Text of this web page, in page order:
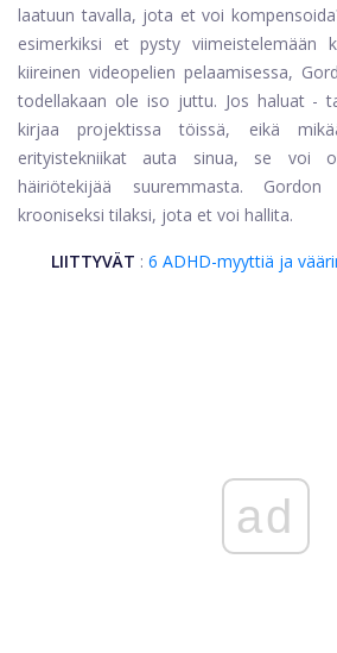
laatuun tavalla, jota et voi
esimerkiksi et pysty viimeistelemään
kiireinen videopelien pelaamisessa,
todellakaan ole iso juttu. Jos haluat -
kirjaa projektissa töissä, eikä
erityistekniikat auta sinua, se voi
häiriötekijää suuremmasta.
krooniseksi tilaksi, jota et voi hallita.
LIITTYVÄT : 6 ADHD-myyttiä ja
ad